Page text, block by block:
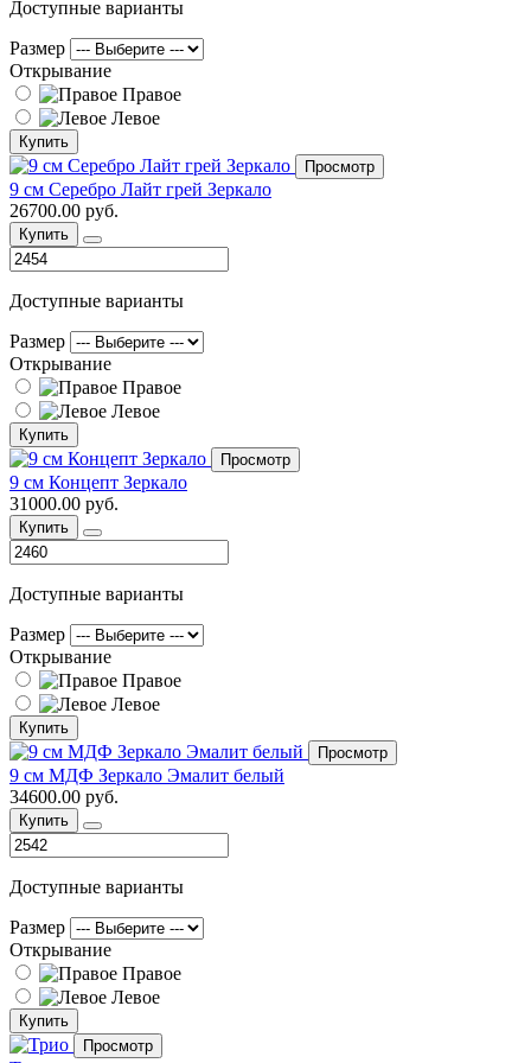
Доступные варианты
Размер
Открывание
Правое
Левое
Купить
Просмотр
9 см Серебро Лайт грей Зеркало
26700.00 руб.
Купить
Доступные варианты
Размер
Открывание
Правое
Левое
Купить
Просмотр
9 см Концепт Зеркало
31000.00 руб.
Купить
Доступные варианты
Размер
Открывание
Правое
Левое
Купить
Просмотр
9 см МДФ Зеркало Эмалит белый
34600.00 руб.
Купить
Доступные варианты
Размер
Открывание
Правое
Левое
Купить
Просмотр